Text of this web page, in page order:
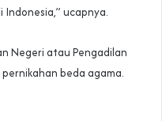
ucapnya.
Negeri atau Pengadilan
beda agama.